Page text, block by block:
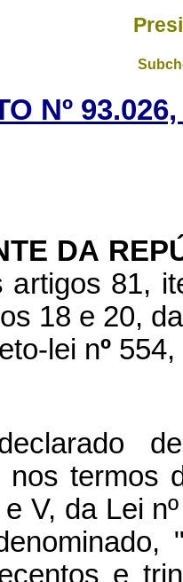
Nº
DA
artigos 81,
18 e 20,
lei nº 554,
nos
V, da Lei
e